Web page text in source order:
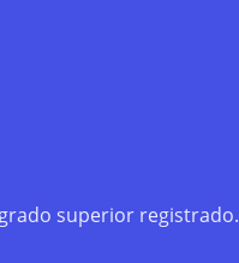
superior registrado.